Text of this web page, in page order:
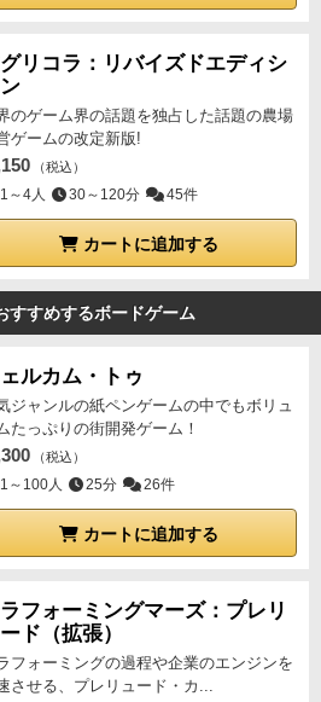
リコラ：リバイズドエディシ
のゲーム界の話題を独占した話題の農場
ゲームの改定新版!
（税込）
1～4人 30～120分 45件
カートに追加する
すすめするボードゲーム
ルカム・トゥ
ジャンルの紙ペンゲームの中でもボリュ
たっぷりの街開発ゲーム！
（税込）
1～100人 25分 26件
カートに追加する
フォーミングマーズ：プレリ
ド（拡張）
フォーミングの過程や企業のエンジンを
させる、プレリュード・カ...